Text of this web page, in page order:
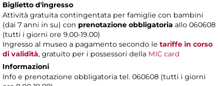
Biglietto d'ingresso
Attività gratuita contingentata per famiglie con bambini
(dai 7 anni in su) con prenotazione obbligatoria allo 060608
(tutti i giorni ore 9.00-19.00)
Ingresso al museo a pagamento secondo le tariffe in corso
di validità, gratuito per i possessori della MIC card
Informazioni
Info e prenotazione obbligatoria tel. 060608 (tutti i giorni